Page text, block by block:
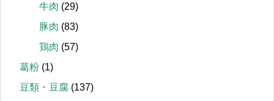
牛肉 (29)
豚肉 (83)
鶏肉 (57)
葛粉 (1)
豆類・豆腐 (137)